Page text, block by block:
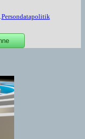
Persondatapolitik